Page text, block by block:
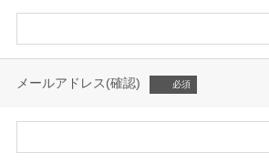
メールアドレス(確認)